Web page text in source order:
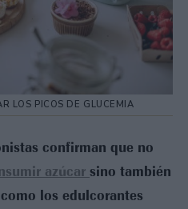
LOS PICOS DE GLUCEMIA
confirman que no
azúcar sino también
los edulcorantes